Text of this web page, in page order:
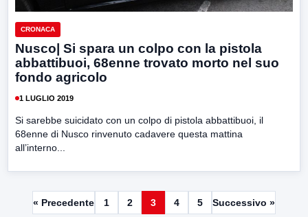
CRONACA
Nusco| Si spara un colpo con la pistola
abbattibuoi, 68enne trovato morto nel suo
fondo agricolo
1 LUGLIO 2019
Si sarebbe suicidato con un colpo di pistola abbattibuoi, il
68enne di Nusco rinvenuto cadavere questa mattina
all’interno...
« Precedente 1 2 3 4 5 Successivo »